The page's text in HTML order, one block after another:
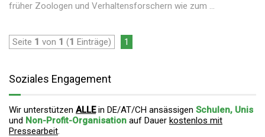
früher Zoologen und Verhaltensforschern wie zum ...
Seite 1 von 1 (1 Einträge) 1
Soziales Engagement
Wir unterstützen ALLEin DE/AT/CH ansässigen Schulen, Unis
und Non-Profit-Organisation auf Dauer kostenlos mit
Pressearbeit.